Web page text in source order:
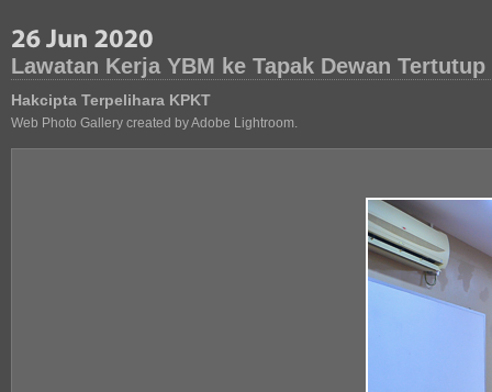
Lawatan Kerja YBM ke Tapak Dewan
Hakcipta Terpelihara KPKT
Web Photo Gallery created by Adobe Lightroom.